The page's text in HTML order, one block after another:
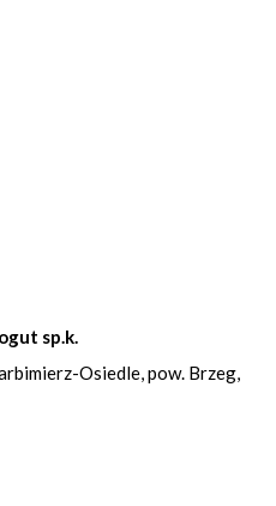
sp.k.
Osiedle, pow. Brzeg,